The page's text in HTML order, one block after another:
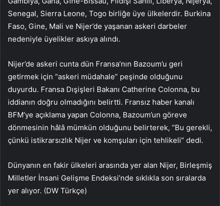
Senegal, Sierra Leone, Togo birliğe üye ülkelerdir. Burkina
Faso, Gine, Mali ve Nijer’de yaşanan askeri darbeler
nedeniyle üyelikler askıya alındı.
Nijer’de askeri cunta dün Fransa’nın Bazoum’u geri
getirmek için “askeri müdahale” peşinde olduğunu
duyurdu. Fransa Dışişleri Bakanı Catherine Colonna, bu
iddianın doğru olmadığını belirtti. Fransız haber kanalı
BFM’ye açıklama yapan Colonna, Bazoum’un göreve
dönmesinin hâlâ mümkün olduğunu belirterek, “Bu gerekli,
çünkü istikrarsızlık Nijer ve komşuları için tehlikeli” dedi.
Dünyanın en fakir ülkeleri arasında yer alan Nijer, Birleşmiş
Milletler İnsani Gelişme Endeksi’nde sıklıkla son sıralarda
yer alıyor. (DW Türkçe)